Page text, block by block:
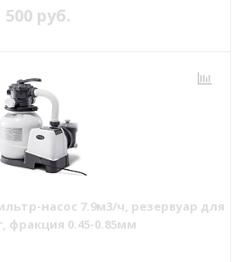
500 руб.
насос 7.9м3/ч, резервуар для
фракция 0.45-0.85мм